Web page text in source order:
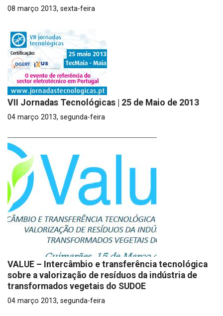
08 março 2013, sexta-feira
VII Jornadas Tecnológicas | 25 de Maio de 2013
04 março 2013, segunda-feira
VALUE – Intercâmbio e transferência tecnológica
sobre a valorização de resíduos da indústria de
transformados vegetais do SUDOE
04 março 2013, segunda-feira